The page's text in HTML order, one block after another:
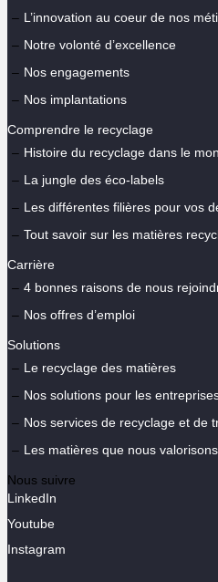
L’innovation au coeur de nos
Notre volonté d’excellence
Nos engagements
Nos implantations
Comprendre le recyclage
Histoire du recyclage dans le
La jungle des éco-labels
Les différentes filières pour vos
Tout savoir sur les matières
Carrière
4 bonnes raisons de nous
Nos offres d’emploi
Solutions
Le recyclage des matières
Nos solutions pour les
Nos services de recyclage et de
Les matières que nous valorisons
Nous suivre
LinkedIn
Youtube
Instagram